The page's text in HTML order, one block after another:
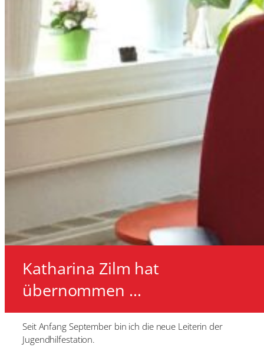
Katharina Zilm hat
übernommen …
Seit Anfang September bin ich die neue Leiterin der
Jugendhilfestation.